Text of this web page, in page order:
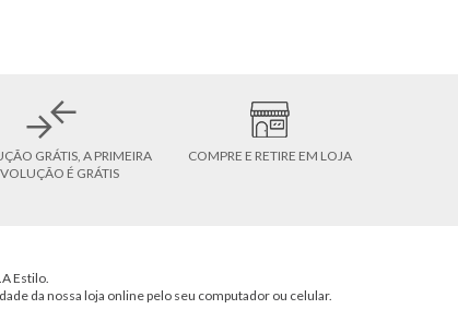
GRÁTIS, A PRIMEIRA
É GRÁTIS
COMPRE E RETIRE EM LOJA
Estilo.
da nossa loja online pelo seu computador ou celular.